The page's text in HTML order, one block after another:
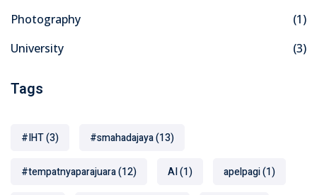
Photography
(1)
University
(3)
Tags
#IHT(3) #smahadajaya(13)
#tempatnyaparajuara(12) AI(1) apelpagi(1)